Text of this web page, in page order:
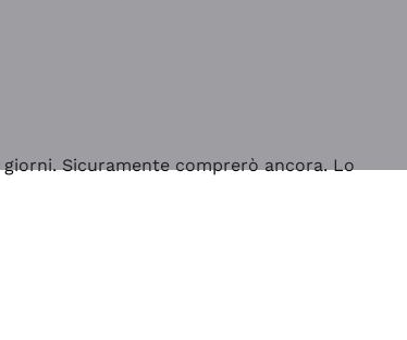
Sicuramente comprerò ancora. Lo